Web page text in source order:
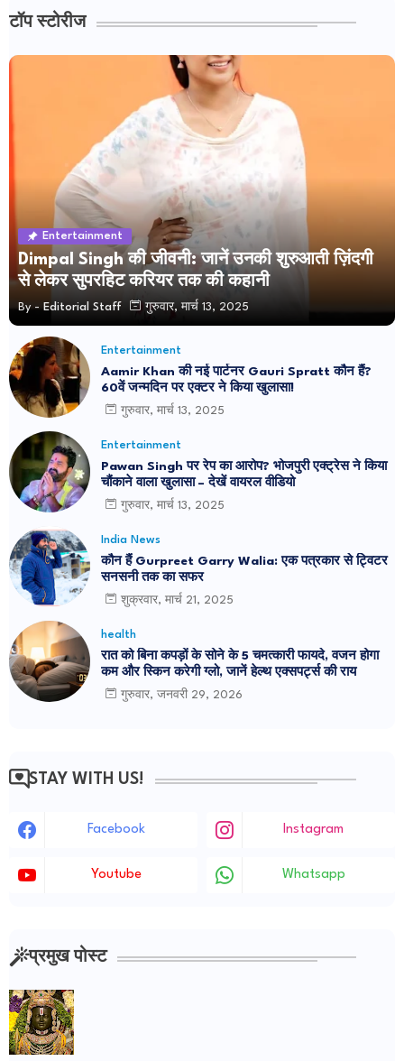
टॉप स्टोरीज
Entertainment
Dimpal Singh की जीवनी: जानें उनकी शुरुआती ज़िंदगी
से लेकर सुपरहिट करियर तक की कहानी
By - Editorial Staff गुरुवार, मार्च 13, 2025
Entertainment
Aamir Khan की नई पार्टनर Gauri Spratt कौन हैं?
60वें जन्मदिन पर एक्टर ने किया खुलासा!
गुरुवार, मार्च 13, 2025
Entertainment
Pawan Singh पर रेप का आरोप? भोजपुरी एक्ट्रेस ने किया
चौंकाने वाला खुलासा – देखें वायरल वीडियो
गुरुवार, मार्च 13, 2025
India News
कौन हैं Gurpreet Garry Walia: एक पत्रकार से ट्विटर
सनसनी तक का सफर
शुक्रवार, मार्च 21, 2025
health
रात को बिना कपड़ों के सोने के 5 चमत्कारी फायदे, वजन होगा
कम और स्किन करेगी ग्लो, जानें हेल्थ एक्सपर्ट्स की राय
गुरुवार, जनवरी 29, 2026
STAY WITH US!
Facebook Instagram
Youtube Whatsapp
प्रमुख पोस्ट